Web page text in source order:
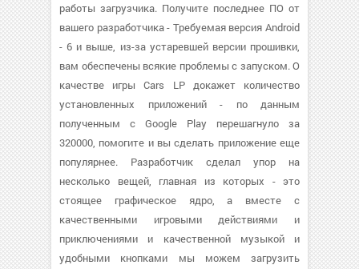
работы загрузчика. Получите последнее ПО от
вашего разработчика - Требуемая версия Android
- 6 и выше, из-за устаревшей версии прошивки,
вам обеспечены всякие проблемы с запуском. О
качестве игры Cars LP докажет количество
установленных приложений - по данным
полученным с Google Play перешагнуло за
320000, помогите и вы сделать приложение еще
популярнее. Разработчик сделал упор на
несколько вещей, главная из которых - это
стоящее графическое ядро, а вместе с
качественными игровыми действиями и
приключениями и качественной музыкой и
удобными кнопками мы можем загрузить